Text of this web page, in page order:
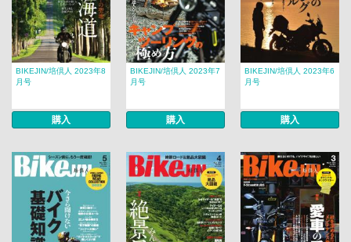
BIKEJIN/培倶人 2023年8
月号
購入
BIKEJIN/培倶人 2023年7
月号
購入
BIKEJIN/培倶人 2023年6
月号
購入